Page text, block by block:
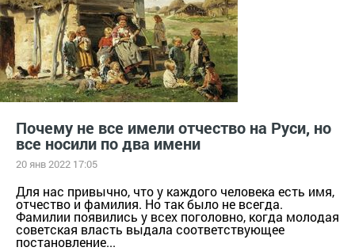
Почему не все имели отчество на Руси, но
все носили по два имени
20 янв 2022 17:05
Для нас привычно, что у каждого человека есть имя,
отчество и фамилия. Но так было не всегда.
Фамилии появились у всех поголовно, когда молодая
советская власть выдала соответствующее
постановление...